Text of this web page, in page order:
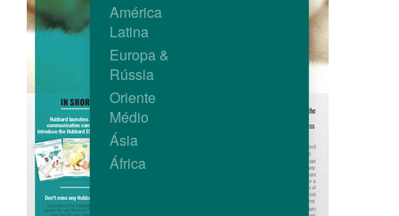
América
Latina
Europa &
Rússia
Oriente
Médio
Ásia
África